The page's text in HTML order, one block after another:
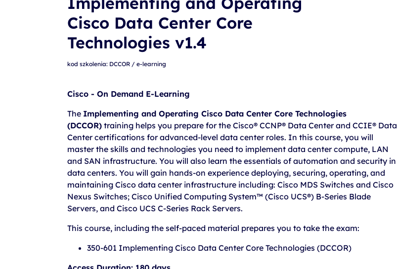
szkolenia dla produkcji
voucher szkoleniowy
szkolenia Broadcom
szkolenia
egzaminy
Cisco Data Center Core
Technologies v1.4
kod szkolenia: DCCOR / e-learning
Cisco - On Demand E-Learning
The Implementing and Operating Cisco Data Center Core Technologies
(DCCOR)training helps you prepare for the Cisco® CCNP® Data Center and CCIE® Data
Center certifications for advanced-level data center roles. In this course, you will
master the skills and technologies you need to implement data center compute, LAN
and SAN infrastructure. You will also learn the essentials of automation and security in
data centers. You will gain hands-on experience deploying, securing, operating, and
maintaining Cisco data center infrastructure including: Cisco MDS Switches and Cisco
Nexus Switches; Cisco Unified Computing System™ (Cisco UCS®) B-Series Blade
Servers, and Cisco UCS C-Series Rack Servers.
This course, including the self-paced material prepares you to take the exam:
350-601 Implementing Cisco Data Center Core Technologies (DCCOR)